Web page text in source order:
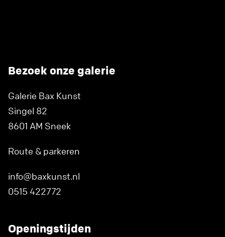
Bezoek onze galerie
Galerie Bax Kunst
Singel 82
8601 AM Sneek
Route & parkeren
info@baxkunst.nl
0515 422772
Openingstijden